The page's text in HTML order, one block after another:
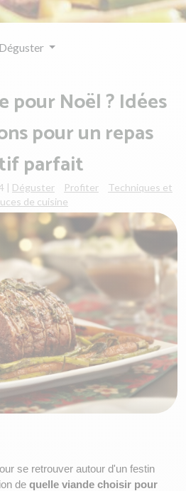
Déguster
pour Noël ? Idées
pour un repas
parfait
| Déguster Profiter
Techniques et
de cuisine
se retrouver autour d'un festin
de quelle viande choisir pour